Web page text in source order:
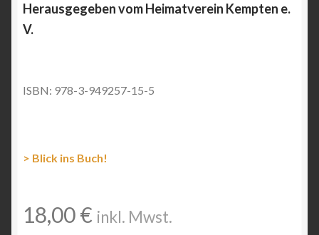
Herausgegeben vom Heimatverein Kempten e.
V.
ISBN: 978-3-949257-15-5
> Blick ins Buch!
18,00€ inkl. Mwst.